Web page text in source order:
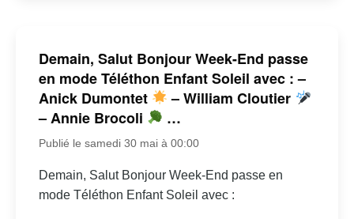
Demain, Salut Bonjour Week-End passe
en mode Téléthon Enfant Soleil avec : –
Anick Dumontet
– William Cloutier
– Annie Brocoli
…
Publié le samedi 30 mai à 00:00
Demain, Salut Bonjour Week-End passe en
mode Téléthon Enfant Soleil avec :